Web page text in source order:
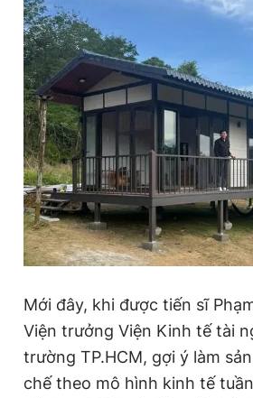
Mới đây, khi được tiến sĩ
Viện trưởng Viện Kinh tế tài
trường TP.HCM, gợi ý làm
chế theo mô hình kinh tế